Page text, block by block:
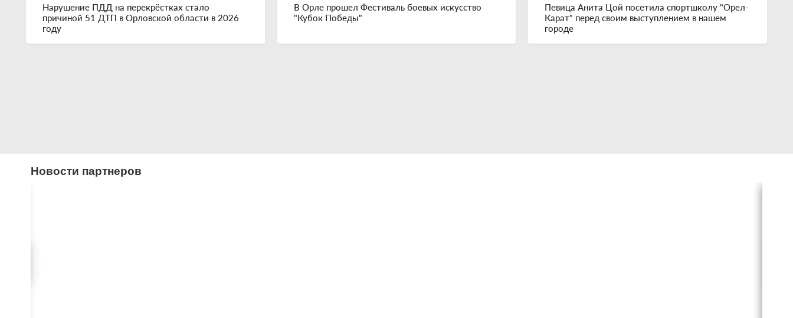
Нарушение ПДД на перекрёстках стало
причиной 51 ДТП в Орловской области в 2026
году
В Орле прошел Фестиваль боевых искусство
"Кубок Победы"
Певица Анита Цой посетила спортшколу "Орел-
Карат" перед своим выступлением в нашем
городе
Новости партнеров